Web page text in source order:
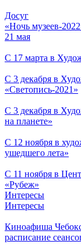
Досуг
«Ночь музеев-
21 мая
С 17 марта в
С 3 декабря в
«Светопись-2021»
С 3 декабря в
на планете»
С 12 ноября в
ушедшего лета»
С 11 ноября в
«Рубеж»
Интересы
Интересы
Киноафиша
расписание